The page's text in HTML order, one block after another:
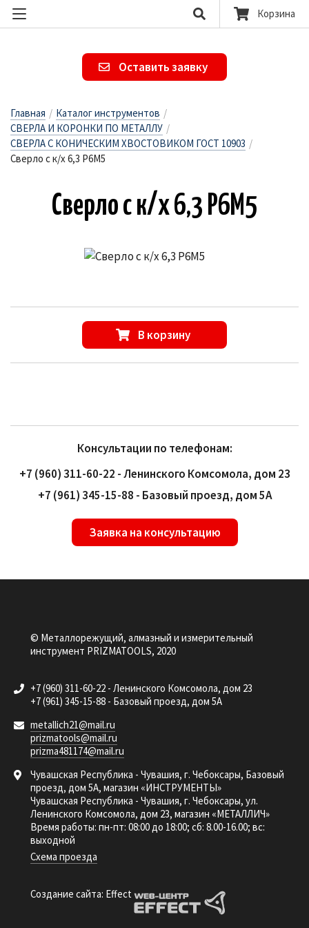
Корзина
Оставить заявку
Главная / Каталог инструментов /
СВЕРЛА И КОРОНКИ ПО МЕТАЛЛУ /
СВЕРЛА С КОНИЧЕСКИМ ХВОСТОВИКОМ ГОСТ 10903 /
Сверло с к/х 6,3 Р6М5
Свер­ло с к/х 6,3 Р6М5
В корзину
Консультации по телефонам:
+7 (960) 311-60-22 - Ленинского Комсомола, дом 23
+7 (961) 345-15-88 - Базовый проезд, дом 5А
Заявка на консультацию
© Металлорежущий, алмазный и измерительный
инструмент PRIZMATOOLS, 2020
+7 (960) 311-60-22 - Ленинского Комсомола, дом 23
+7 (961) 345-15-88 - Базовый проезд, дом 5А
metallich21@mail.ru
prizmatools@mail.ru
prizma481174@mail.ru
Чувашская Республика - Чувашия, г. Чебоксары, Базовый
проезд, дом 5А, магазин «ИНСТРУМЕНТЫ»
Чувашская Республика - Чувашия, г. Чебоксары, ул.
Ленинского Комсомола, дом 23, магазин «МЕТАЛЛИЧ»
Время работы: пн-пт: 08:00 до 18:00; сб: 8.00-16.00; вс:
выходной
Схема проезда
Создание сайта: Effect